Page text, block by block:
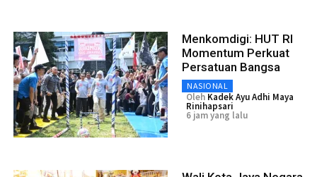
Menkomdigi: HUT RI
Momentum Perkuat
Persatuan Bangsa
NASIONAL
Oleh Kadek Ayu Adhi Maya
Rinihapsari
6 jam yang lalu